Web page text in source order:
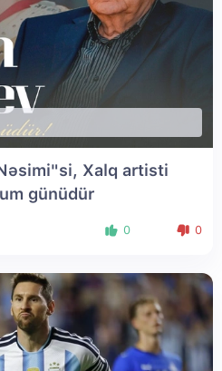
Xalq artisti
günüdür
0 0